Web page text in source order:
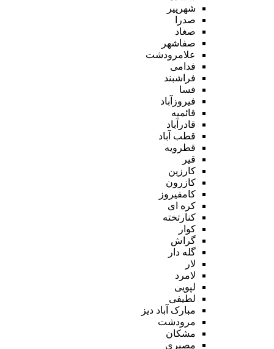
شهرپیر
صدرا
صغاد
صفاشهر
علامرودشت
فدامی
فراشبند
فسا
فیروزآباد
قائمیه
قادرآباد
قطب آباد
قطرویه
قیر
کارزین
کازرون
کامفیروز
کره ای
کنارتخته
کوار
گراش
گله دار
لار
لامرد
لپویی
لطیفی
مبارک آباد دیز
مرودشت
مشکان
مصیری